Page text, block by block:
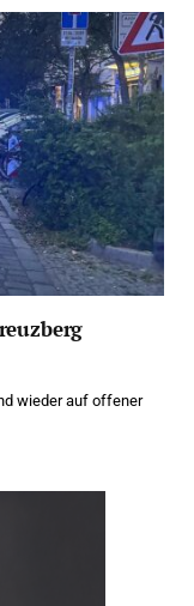
wieder auf offener